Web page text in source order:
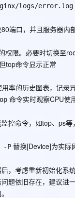
logs/error.log
端口，并且服务器
权限。必要时切换至
top命令显示正常
率的历史图表，记录
命令实时观察CPU使
控命令，如top、ps
-P 替换[Device]为实际
，考虑重新初始化系
题依旧存在，建议
在线体验全尺寸、多种模
大模型解决方案
10 分钟在聊天系统中增